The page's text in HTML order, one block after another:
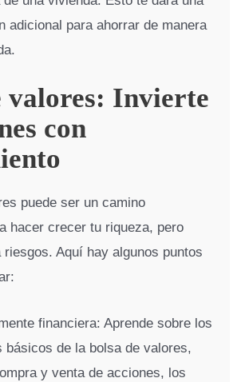
adicional para ahorrar de manera
valores: Invierte
con
puede ser un camino
hacer crecer tu riqueza, pero
Aquí hay algunos puntos
financiera: Aprende sobre los
básicos de la bolsa de valores,
y venta de acciones, los